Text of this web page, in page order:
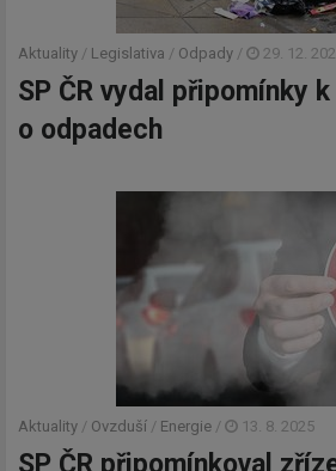
Aktuality / Legislativa / Odpady / 29. 12.
SP ČR vydal připomínky
o odpadech
Aktuality / Ovzduší / Energie / 13. 8. 2025
SP ČR připomínkoval